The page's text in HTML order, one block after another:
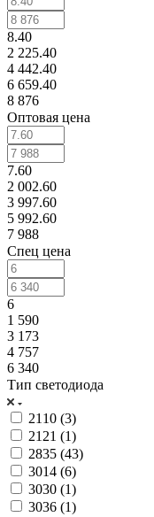
8.40
2 225.40
4 442.40
6 659.40
8 876
Оптовая цена
7.60
2 002.60
3 997.60
5 992.60
7 988
Спец цена
6
1 590
3 173
4 757
6 340
Тип светодиода
2110 (3)
2121 (1)
2835 (43)
3014 (6)
3030 (1)
3036 (1)